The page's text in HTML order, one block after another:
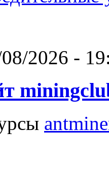
2026 -